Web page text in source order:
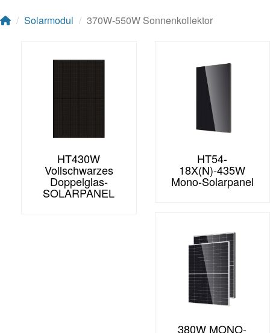
Solarmodul 370W-550W Sonnenkollektor
HT430W
Vollschwarzes
Doppelglas-
SOLARPANEL
HT54-
18X(N)-435W
Mono-Solarpanel
380W MONO-